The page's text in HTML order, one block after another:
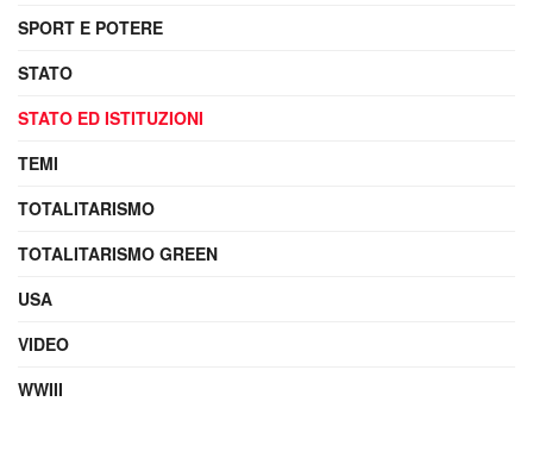
SPORT E POTERE
STATO
STATO ED ISTITUZIONI
TEMI
TOTALITARISMO
TOTALITARISMO GREEN
USA
VIDEO
WWIII